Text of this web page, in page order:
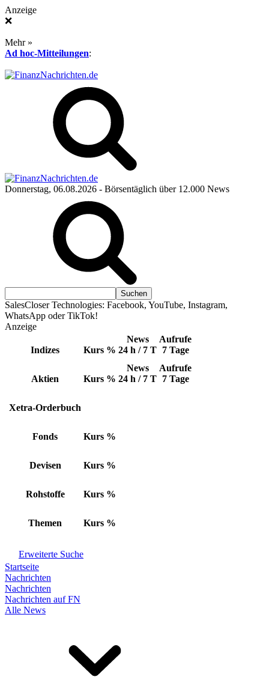
Anzeige
❌
Mehr »
Ad hoc-Mitteilungen:
Donnerstag, 06.08.2026 - Börsentäglich über 12.000 News
SalesCloser Technologies: Facebook, YouTube, Instagram,
WhatsApp oder TikTok!
Anzeige
Indizes Kurs %
News
24 h / 7 T
Aufrufe
7 Tage
Aktien Kurs %
News
24 h / 7 T
Aufrufe
7 Tage
Xetra-Orderbuch
Fonds Kurs %
Devisen Kurs %
Rohstoffe Kurs %
Themen Kurs %
Erweiterte Suche
Startseite
Nachrichten
Nachrichten
Nachrichten auf FN
Alle News